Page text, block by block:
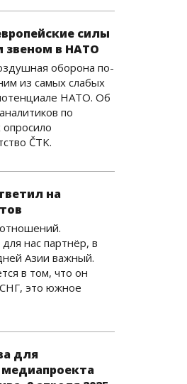
силы
в НАТО
оборона по-
из самых слабых
НАТО. Об
по
ČTK.
на
нас партнёр, в
Азии важный.
в том, что он
это южное
для
медиапроекта